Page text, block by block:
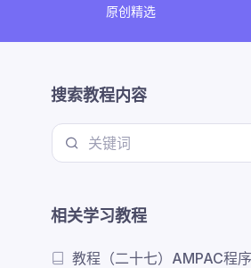
原创精选
搜索教程内容
相关学习教程
教程（二十七）AMPAC程